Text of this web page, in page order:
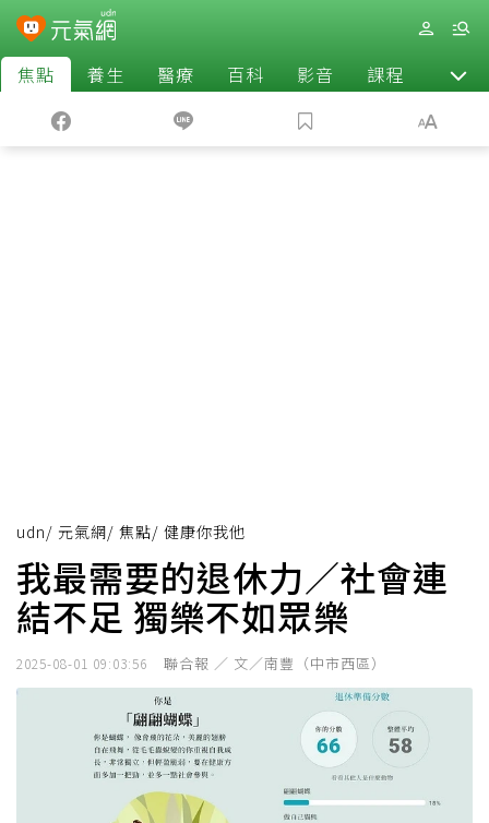
焦點 養生 醫療 百科 影音 課程 退休
udn/ 元氣網/ 焦點/ 健康你我他
我最需要的退休力／社會連
結不足 獨樂不如眾樂
2025-08-01 09:03:56 聯合報 ／ 文／南豐（中市西區）